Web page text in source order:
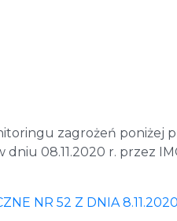
zagrożeń poniżej
08.11.2020 r. przez
NR 52 Z DNIA